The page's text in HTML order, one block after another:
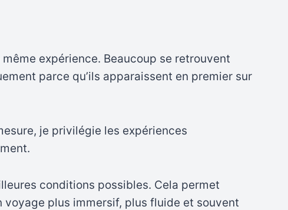
expérience. Beaucoup se retrouvent
parce qu’ils apparaissent en premier sur
je privilégie les expériences
conditions possibles. Cela permet
plus immersif, plus fluide et souvent